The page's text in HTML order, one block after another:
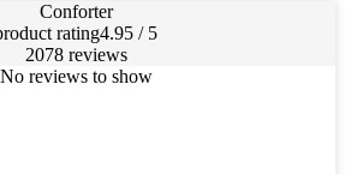
Conforter
rating4.95 / 5
2078 reviews
No reviews to show